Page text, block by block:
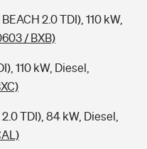
2.0 TDI), 110 kW,
/ BXB)
110 kW, Diesel,
TDI), 84 kW, Diesel,